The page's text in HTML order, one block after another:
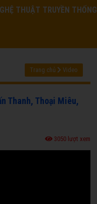
THUẬT TRUYỀN THỐNG
Trang chủ Video
Thanh, Thoại Miêu,
3050 lượt xem